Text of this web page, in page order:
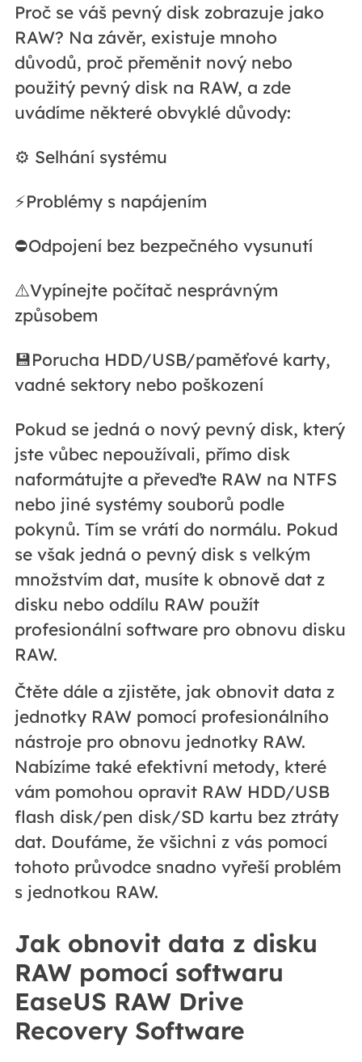
Proč se váš pevný disk zobrazuje jako
RAW? Na závěr, existuje mnoho
důvodů, proč přeměnit nový nebo
použitý pevný disk na RAW, a zde
uvádíme některé obvyklé důvody:
⚙️ Selhání systému
⚡Problémy s napájením
⛔Odpojení bez bezpečného vysunutí
⚠️Vypínejte počítač nesprávným
způsobem
💾Porucha HDD/USB/paměťové karty,
vadné sektory nebo poškození
Pokud se jedná o nový pevný disk, který
jste vůbec nepoužívali, přímo disk
naformátujte a převeďte RAW na NTFS
nebo jiné systémy souborů podle
pokynů. Tím se vrátí do normálu. Pokud
se však jedná o pevný disk s velkým
množstvím dat, musíte k obnově dat z
disku nebo oddílu RAW použít
profesionální software pro obnovu disku
RAW.
Čtěte dále a zjistěte, jak obnovit data z
jednotky RAW pomocí profesionálního
nástroje pro obnovu jednotky RAW.
Nabízíme také efektivní metody, které
vám pomohou opravit RAW HDD/USB
flash disk/pen disk/SD kartu bez ztráty
dat. Doufáme, že všichni z vás pomocí
tohoto průvodce snadno vyřeší problém
s jednotkou RAW.
Jak obnovit data z disku
RAW pomocí softwaru
EaseUS RAW Drive
Recovery Software